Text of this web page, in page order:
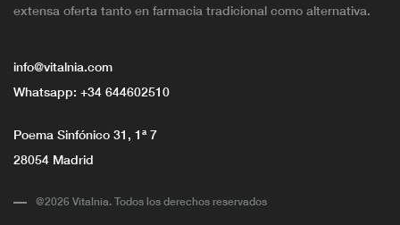
extensa oferta tanto en farmacia tradicional como alternativa.
info@vitalnia.com
Whatsapp: +34 644602510
Poema Sinfónico 31, 1ª 7
28054 Madrid
@2026 Vitalnia. Todos los derechos reservados